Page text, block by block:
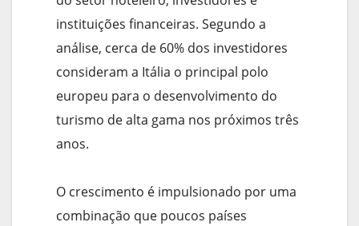
instituições financeiras. Segundo a
análise, cerca de 60% dos investidores
consideram a Itália o principal polo
europeu para o desenvolvimento do
turismo de alta gama nos próximos três
anos.
O crescimento é impulsionado por uma
combinação que poucos países